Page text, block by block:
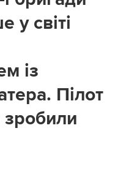
у світі
із
Пілот